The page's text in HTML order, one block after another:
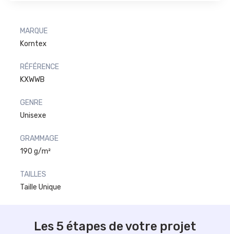
MARQUE
Korntex
RÉFÉRENCE
KXWWB
GENRE
Unisexe
GRAMMAGE
190 g/m²
TAILLES
Taille Unique
Les 5 étapes de votre projet